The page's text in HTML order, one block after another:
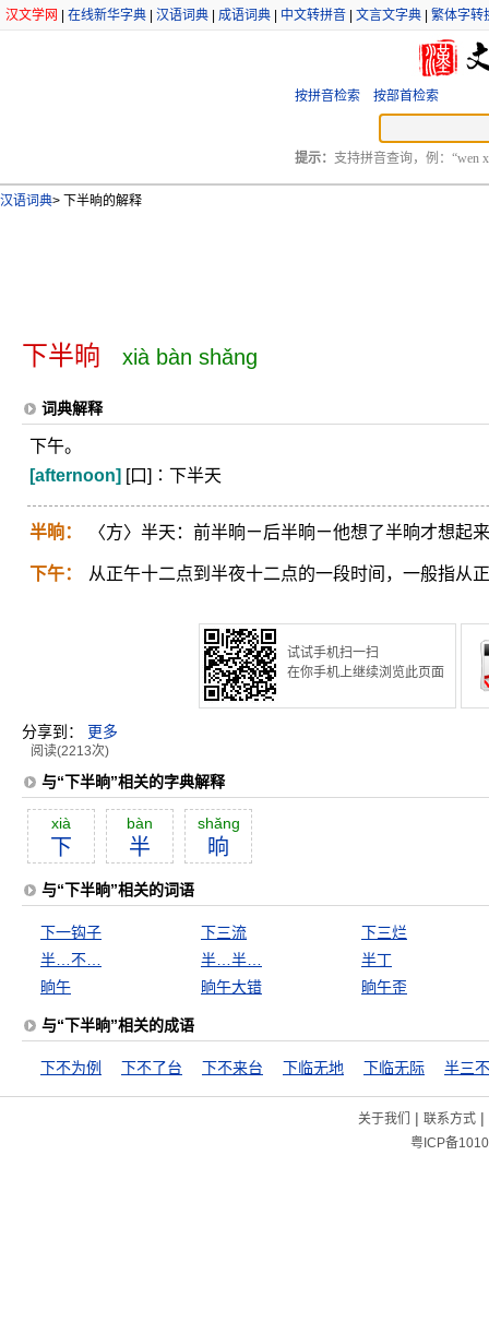
汉文学网 在线新华字典 汉语词典 成语词典 中文转拼音 文言文字典 繁体字转
按拼音检索 按部首检索
提示： 支持拼音查询，例：“wen
汉语词典> 下半晌的解释
下半晌 xià bàn shǎng
词典解释
下午。
[afternoon] [口]∶下半天
半晌： 〈方〉半天：前半晌ㄧ后半晌ㄧ他想了半晌才想起
下午： 从正午十二点到半夜十二点的一段时间，一般指从
试试手机扫一扫
在你手机上继续浏览此页面
分享到： 更多
阅读(2213次)
与“下半晌”相关的字典解释
xià
下
bàn
半
shăng
晌
与“下半晌”相关的词语
下一钩子 下三流
下三烂
半…不…
半…半…
半丁
晌午
晌午大错 晌午歪
与“下半晌”相关的成语
下不为例 下不了台 下不来台 下临无地 下临无际 半三
关于我们 | 联系方式|
粤ICP备